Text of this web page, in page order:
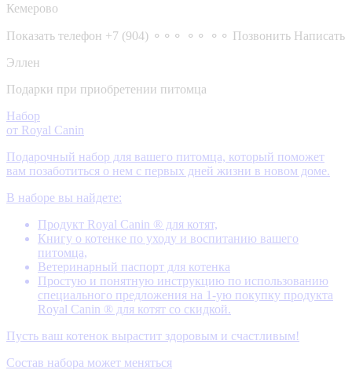
Кемерово
Показать телефон +7 (904) ⚬⚬⚬ ⚬⚬ ⚬⚬ Позвонить Написать
Эллен
Подарки при приобретении питомца
Набор
от Royal Canin
Подарочный набор для вашего питомца, который поможет
вам позаботиться о нем с первых дней жизни в новом доме.
В наборе вы найдете:
Продукт Royal Canin ® для котят,
Книгу о котенке по уходу и воспитанию вашего
питомца,
Ветеринарный паспорт для котенка
Простую и понятную инструкцию по использованию
специального предложения на 1-ую покупку продукта
Royal Canin ® для котят со скидкой.
Пусть ваш котенок вырастит здоровым и счастливым!
Состав набора может меняться